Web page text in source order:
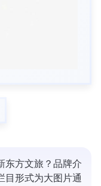
东方文旅？品牌介
目形式为大图片通